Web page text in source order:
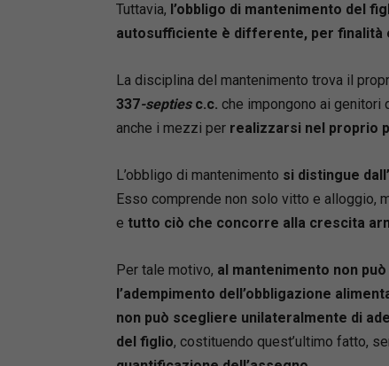
Tuttavia, l’obbligo di mantenimento del
autosufficiente è differente, per finalità
La disciplina del mantenimento trova il
337-septiesc.c. che impongono ai genitori
anche i mezzi per realizzarsi nel proprio
L’obbligo di mantenimento si distingue
Esso comprende non solo vitto e alloggio,
e tutto ciò che concorre alla crescita
Per tale motivo, al mantenimento non
l’adempimento dell’obbligazione
non può scegliere unilateralmente di
del figlio, costituendo quest’ultimo fatto,